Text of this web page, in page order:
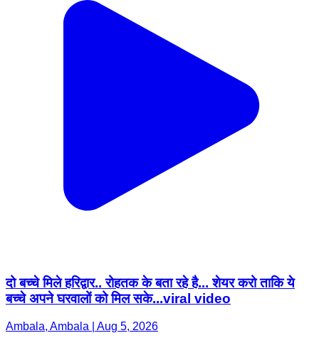
दो बच्चे मिले हरिद्वार.. रोहतक के बता रहे है... शेयर करो ताकि ये
बच्चे अपने घरवालों को मिल सके...viral video
Ambala, Ambala | Aug 5, 2026